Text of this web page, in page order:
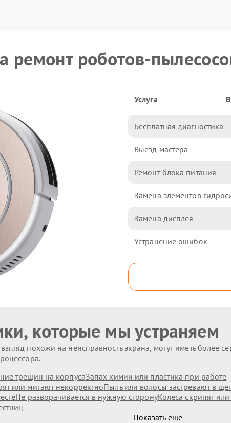
ремонт роботов-
Услуга
Бесплатная диагностика
Выезд мастера
Ремонт блока питания
Замена элементов
Замена дисплея
Устранение ошибок
которые мы устраняем
похожи на неисправность экрана, могут иметь более
трещин на корпусаЗапах химии или пластика при работе
или мигают некорректноПыль или волосы застревают в
Не разворачивается в нужную сторонуКолеса скрипят
Показать еще